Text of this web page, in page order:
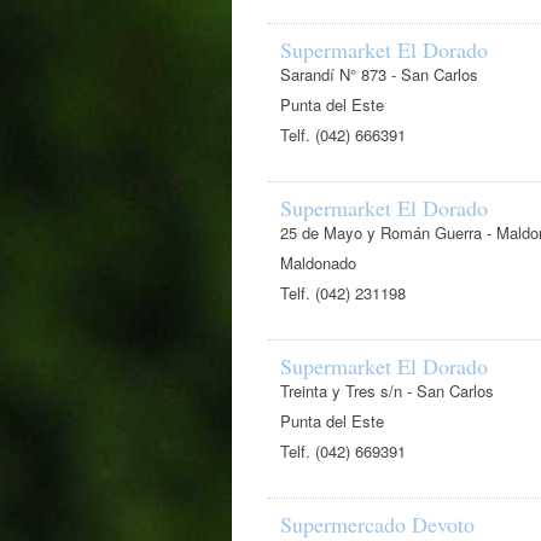
Supermarket El Dorado
Sarandí N° 873 - San Carlos
Punta del Este
Telf. (042) 666391
Supermarket El Dorado
25 de Mayo y Román Guerra -
Maldonado
Telf. (042) 231198
Supermarket El Dorado
Treinta y Tres s/n - San Carlos
Punta del Este
Telf. (042) 669391
Supermercado Devoto